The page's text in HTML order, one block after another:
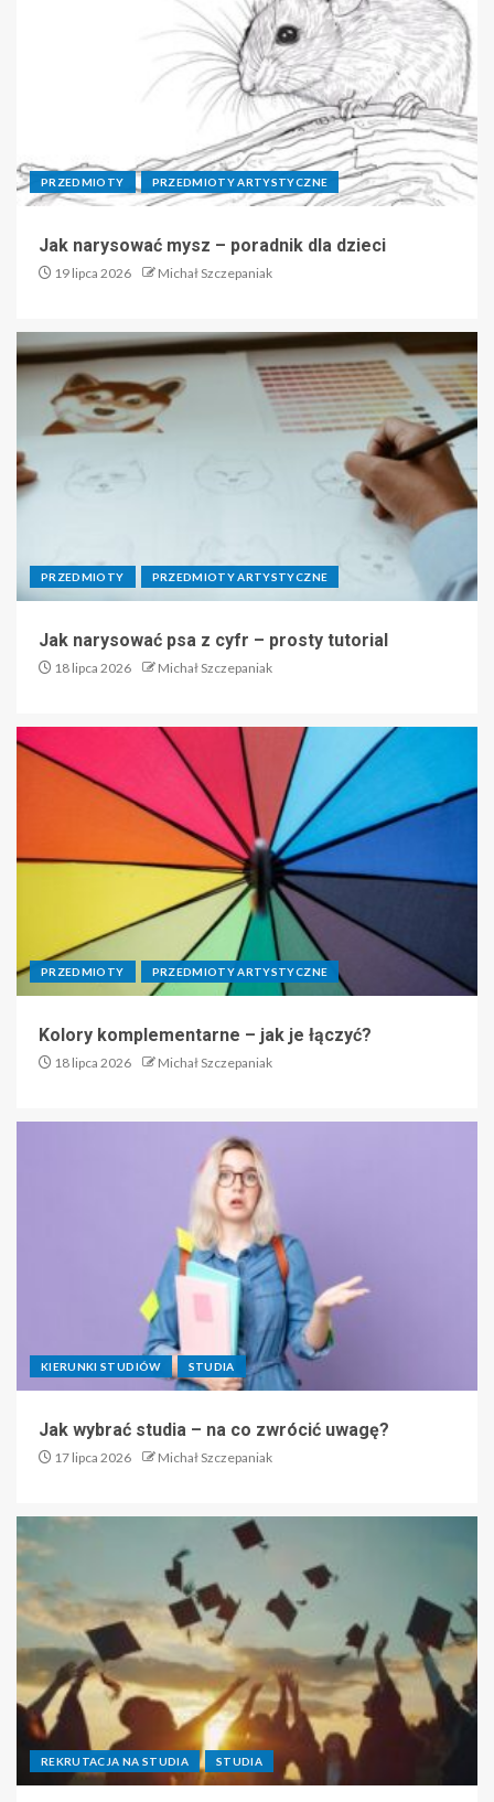
PRZEDMIOTY PRZEDMIOTY ARTYSTYCZNE
Jak narysować mysz – poradnik dla dzieci
19 lipca 2026 Michał Szczepaniak
PRZEDMIOTY PRZEDMIOTY ARTYSTYCZNE
Jak narysować psa z cyfr – prosty tutorial
18 lipca 2026 Michał Szczepaniak
PRZEDMIOTY PRZEDMIOTY ARTYSTYCZNE
Kolory komplementarne – jak je łączyć?
18 lipca 2026 Michał Szczepaniak
KIERUNKI STUDIÓW STUDIA
Jak wybrać studia – na co zwrócić uwagę?
17 lipca 2026 Michał Szczepaniak
REKRUTACJA NA STUDIA STUDIA